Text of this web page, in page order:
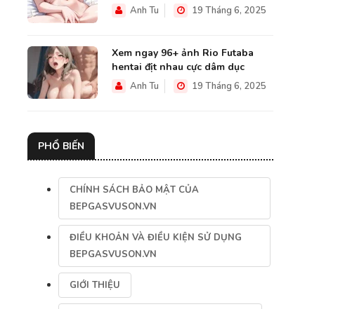
Anh Tu 19 Tháng 6, 2025
Xem ngay 96+ ảnh Rio Futaba
hentai địt nhau cực dâm dục
Anh Tu 19 Tháng 6, 2025
PHỔ BIẾN
CHÍNH SÁCH BẢO MẬT CỦA
BEPGASVUSON.VN
ĐIỀU KHOẢN VÀ ĐIỀU KIỆN SỬ DỤNG
BEPGASVUSON.VN
GIỚI THIỆU